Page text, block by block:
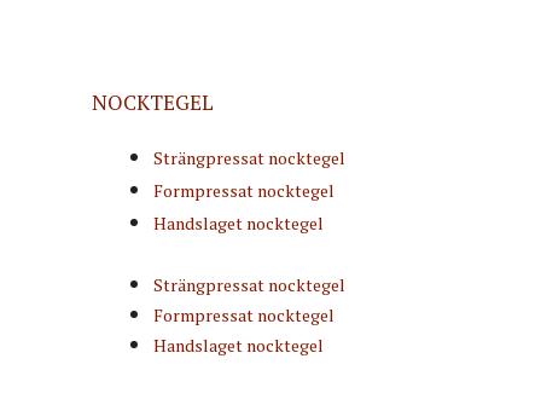
NOCKTEGEL
Strängpressat nocktegel
Formpressat nocktegel
Handslaget nocktegel
Strängpressat nocktegel
Formpressat nocktegel
Handslaget nocktegel